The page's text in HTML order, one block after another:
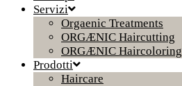
Servizi
Orgaenic Treatments
ORGÆNIC Haircutting
ORGÆNIC Haircoloring
Prodotti
Haircare